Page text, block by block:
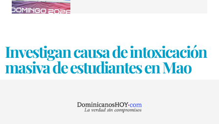
Investigan causa de intoxicación
masiva de estudiantes en Mao